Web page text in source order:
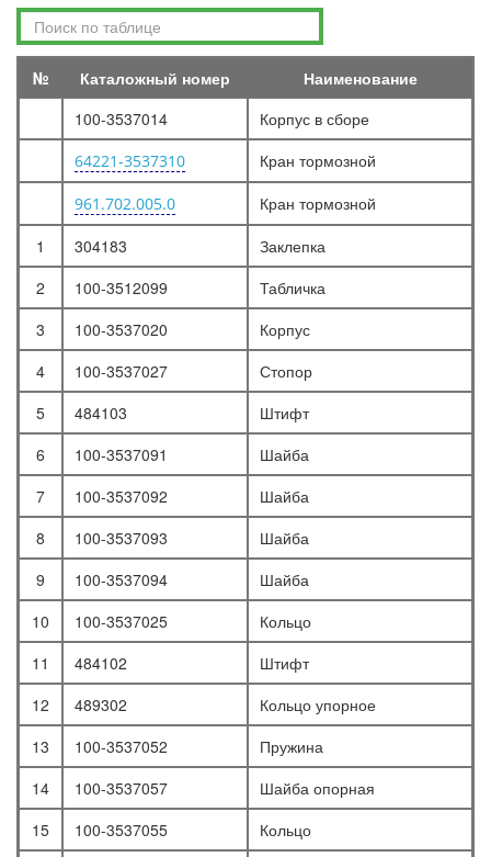
№ Каталожный номер
Наименование
100-3537014
Корпус в сборе
64221-3537310 Кран тормозной
961.702.005.0
Кран тормозной
1
304183
Заклепка
2
100-3512099
Табличка
3
100-3537020
Корпус
4
100-3537027
Стопор
5
484103
Штифт
6
100-3537091
Шайба
7
100-3537092
Шайба
8
100-3537093
Шайба
9
100-3537094
Шайба
10
100-3537025
Кольцо
11
484102
Штифт
12
489302
Кольцо упорное
13
100-3537052
Пружина
14
100-3537057
Шайба опорная
15
100-3537055
Кольцо